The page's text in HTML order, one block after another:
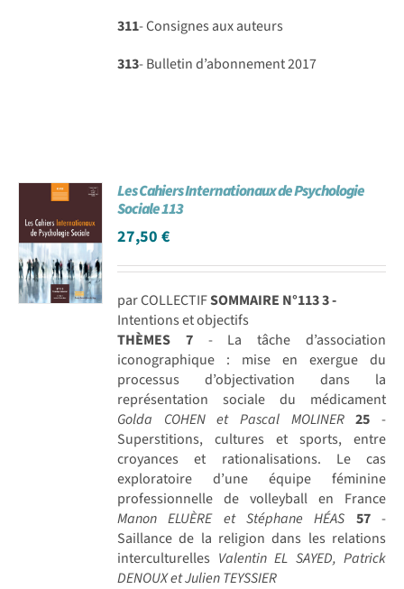
311- Consignes aux auteurs
313- Bulletin d’abonnement 2017
Les Cahiers Internationaux de Psychologie
Sociale 113
27,50€
par COLLECTIFSOMMAIRE N°1133 -
Intentions et objectifs
THÈMES
7- La tâche d’association
iconographique : mise en exergue du
processus d’objectivation dans la
représentation sociale du médicament
Golda COHEN et Pascal MOLINER 25 -
Superstitions, cultures et sports, entre
croyances et rationalisations. Le cas
exploratoire d’une équipe féminine
professionnelle de volleyball en France
Manon ELUÈRE et Stéphane HÉAS 57-
Saillance de la religion dans les relations
interculturelles Valentin EL SAYED, Patrick
DENOUX et Julien TEYSSIER